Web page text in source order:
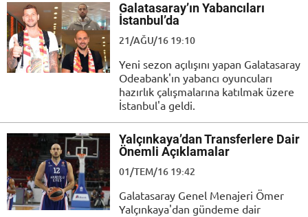
Galatasaray’ın Yabancıları
İstanbul’da
21/AĞU/16 19:10
Yeni sezon açılışını yapan Galatasaray
Odeabank'ın yabancı oyuncuları
hazırlık çalışmalarına katılmak üzere
İstanbul'a geldi.
Yalçınkaya’dan Transferlere Dair
Önemli Açıklamalar
01/TEM/16 19:42
Galatasaray Genel Menajeri Ömer
Yalçınkaya'dan gündeme dair